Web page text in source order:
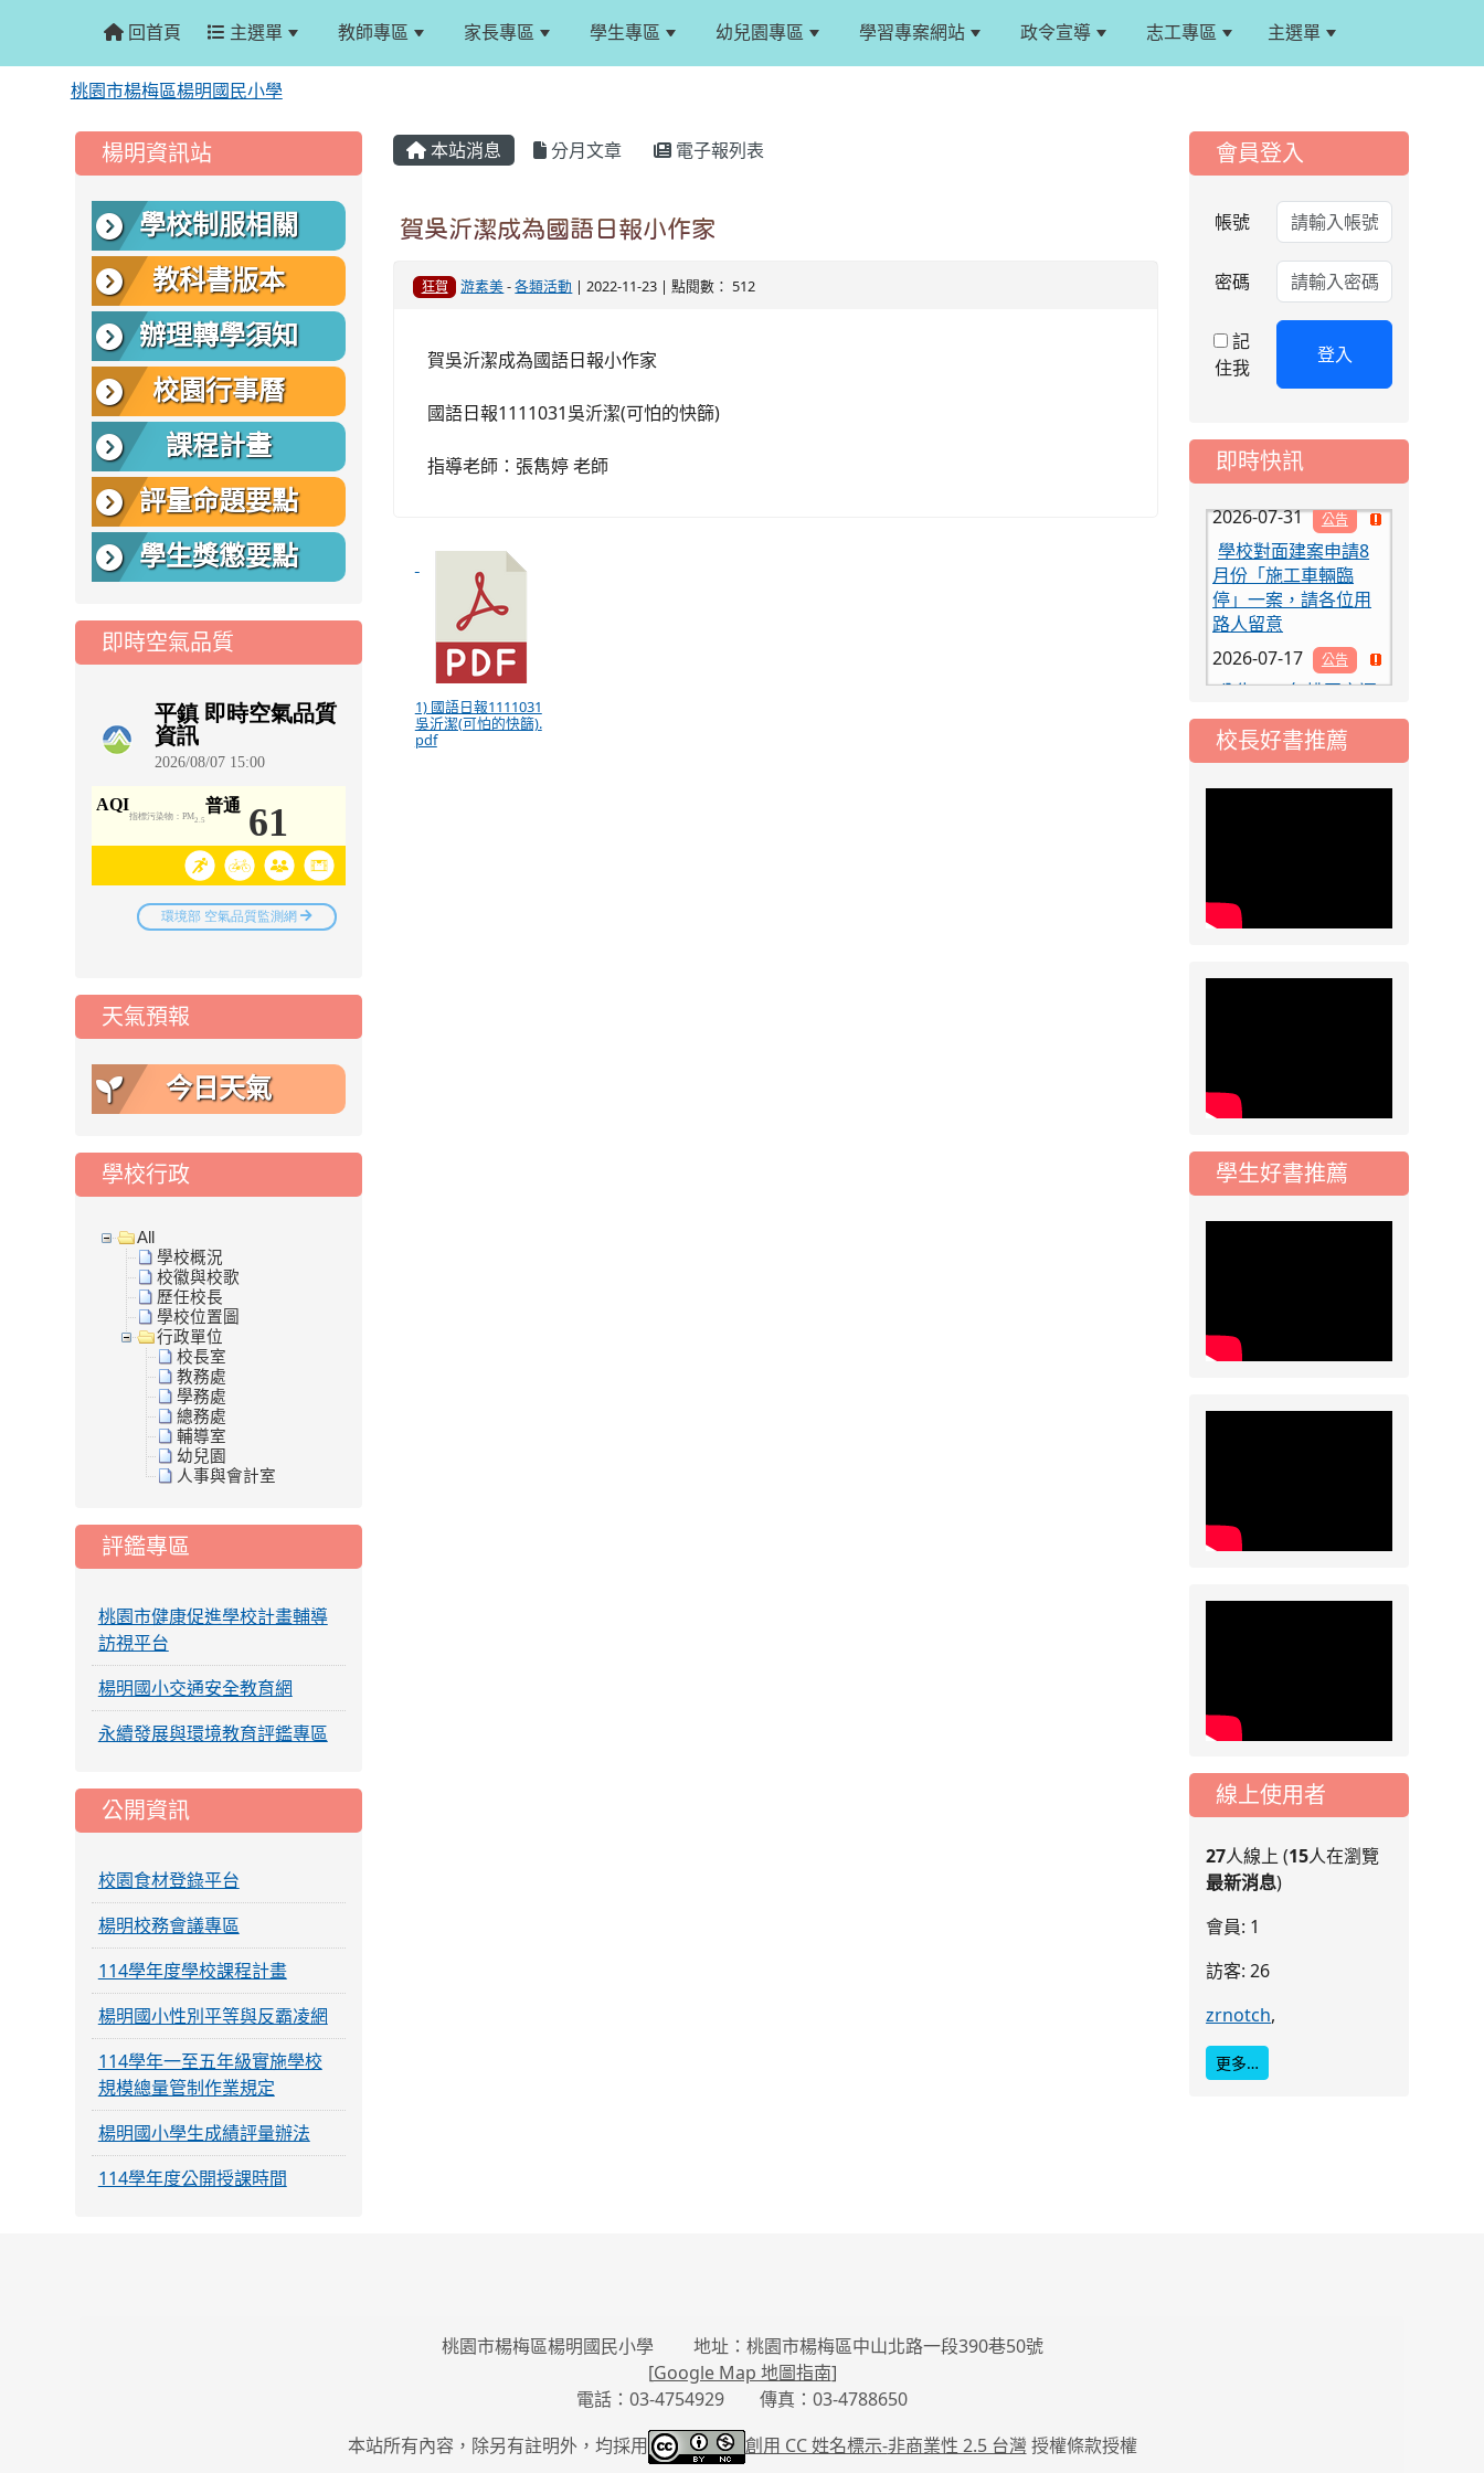
回首頁 主選單 教師專區 家長專區 學生專區 幼兒園專區 學習專案網站 政令宣導 志工專區 主選單
桃園市楊梅區楊明國民小學
本站消息 分月文章 電子報列表
賀吳沂潔成為國語日報小作家
狂賀 游素美-各類活動 | 2022-11-23 | 點閱數： 512
賀吳沂潔成為國語日報小作家
國語日報1111031吳沂潔(可怕的快篩)
指導老師：張雋婷 老師
1) 國語日報1111031
吳沂潔(可怕的快篩).
pdf
::: 楊明資訊站
學校制服相關
教科書版本
辦理轉學須知
校園行事曆
課程計畫
評量命題要點
學生獎懲要點
即時空氣品質
天氣預報
今日天氣
學校行政
All
學校概況
校徽與校歌
歷任校長
學校位置圖
行政單位
校長室
教務處
學務處
總務處
輔導室
幼兒園
人事與會計室
評鑑專區
桃園市健康促進學校計畫輔導
訪視平台
楊明國小交通安全教育網
永續發展與環境教育評鑑專區
公開資訊
校園食材登錄平台
楊明校務會議專區
114學年度學校課程計畫
楊明國小性別平等與反霸凌網
114學年一至五年級實施學校
規模總量管制作業規定
楊明國小學生成績評量辦法
114學年度公開授課時間
::: 會員登入
帳號
密碼
記
住我
登入
即時快訊
2026-08-06
公告
115年桃園市運動會國
小游泳比賽楊梅區代
表選手服裝領取通知
2026-08-05
重要
115學年度課後照顧
服務班教師甄選簡章
2026-08-03
五年級常態編班結果
公告
學校對面建案申請8
月份「施工車輛臨
停」一案，請各位用
路人留意
2026-07-17
公告-115年桃園市運
動會國小游泳比賽楊
梅區代表選手 集訓及
比賽通知
2026-08-06
公告
115年桃園市運動會國
115學年度課後照顧
服務班教師甄選簡章
學校對面建案申請8
停」一案，請各位用
路人留意
2026-07-17
公告
比賽通知
校長好書推薦
學生好書推薦
線上使用者
27人線上 (15人在瀏覽
最新消息)
會員: 1
訪客: 26
zrnotch,
更多…
桃園市楊梅區楊明國民小學 地址：桃園市楊梅區中山北路一段390巷50號
[Google Map 地圖指南]
電話：03-4754929 傳真：03-4788650
本站所有內容，除另有註明外，均採用
創用 CC 姓名標示-非商業性 2.5 台灣 授權條款授權